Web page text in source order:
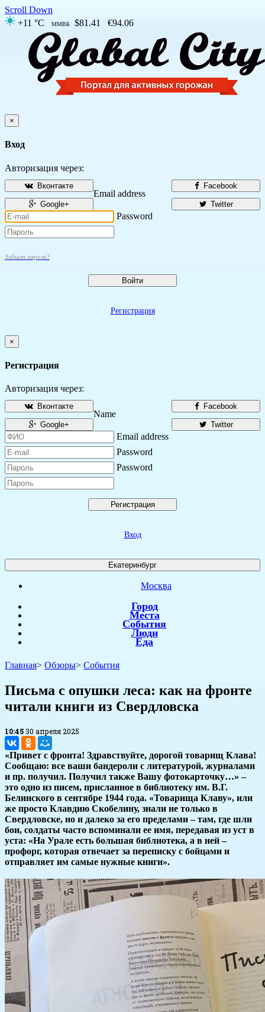
Scroll Down
+11 °C
ММВБ $81.41 €94.06
×
Вход
Авторизация через:
Facebook
Вконтакте
Twitter
Google+
Email address
Password
Забыли пароль?
Войти
Регистрация
×
Регистрация
Авторизация через:
Facebook
Вконтакте
Twitter
Google+
Name
Email address
Password
Password
Регистрация
Вход
Екатеринбург
Москва
Город
Места
События
Люди
Еда
Главная> Обзоры> События
Письма с опушки леса: как на фронте
читали книги из Свердловска
10:45 30 апреля 2025
​«Привет с фронта! Здравствуйте, дорогой товарищ Клава!
Сообщаю: все ваши бандероли с литературой, журналами
и пр. получил. Получил также Вашу фотокарточку…» –
это одно из писем, присланное в библиотеку им. В.Г.
Белинского в сентябре 1944 года. «Товарища Клаву», или
же просто Клавдию Скобелину, знали не только в
Свердловске, но и далеко за его пределами – там, где шли
бои, солдаты часто вспоминали ее имя, передавая из уст в
уста: «На Урале есть большая библиотека, а в ней –
профорг, которая отвечает за переписку с бойцами и
отправляет им самые нужные книги».